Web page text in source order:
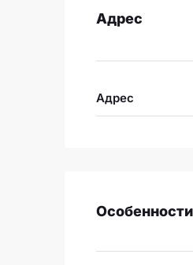
Адрес
Адрес
Особенности